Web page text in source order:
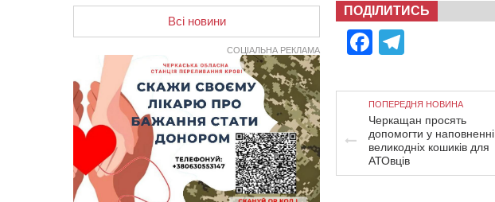
ПОДІЛИТИСЬ
Facebook
ПОПЕРЕДНЯ НОВИНА
Черкащан просять
допомогти у наповненні
великодніх кошиків для
АТОвців
12:15 У центрі Черкас не поділили
дорогу водії двох ВАЗів
11:29
У Черкасах до середини серпня
обмежать рух транспорту на трьох
вулицях
10:54
На Черкащині кількість укриттів
збільшилась уп’ятеро з початку
повномасштабної війни
10:15
У Черкасах водій Audi Q5
Всі новини
СОЦІАЛЬНА РЕКЛАМА